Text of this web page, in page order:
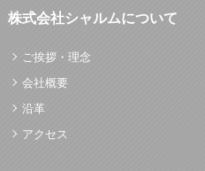
株式会社シャルムについて
ご挨拶・理念
会社概要
沿革
アクセス